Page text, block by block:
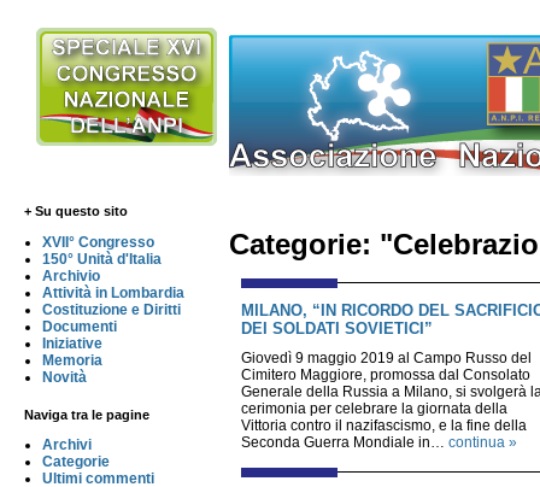
+ Su questo sito
XVII° Congresso
150° Unità d'Italia
Archivio
Attività in Lombardia
Costituzione e Diritti
Documenti
Iniziative
Memoria
Novità
Naviga tra le pagine
Archivi
Categorie
Ultimi commenti
Categorie:
MILANO, “IN RICORDO DEL
DEI SOLDATI SOVIETICI”
Giovedì 9 maggio 2019 al Campo Russo del
Cimitero Maggiore, promossa dal Consolato
Generale della Russia a Milano, si svolgerà
cerimonia per celebrare la giornata della
Vittoria contro il nazifascismo, e la fine della
Seconda Guerra Mondiale in… continua »